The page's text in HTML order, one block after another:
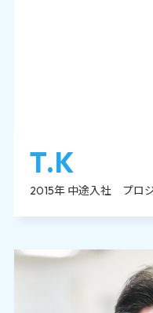
T.K
2015年 中途入社 プロ